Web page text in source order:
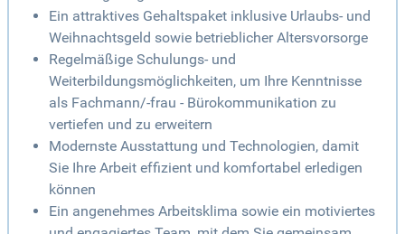
Ein attraktives Gehaltspaket inklusive Urlaubs- und
Weihnachtsgeld sowie betrieblicher Altersvorsorge
Regelmäßige Schulungs- und
Weiterbildungsmöglichkeiten, um Ihre Kenntnisse
als Fachmann/-frau - Bürokommunikation zu
vertiefen und zu erweitern
Modernste Ausstattung und Technologien, damit
Sie Ihre Arbeit effizient und komfortabel erledigen
können
Ein angenehmes Arbeitsklima sowie ein motiviertes